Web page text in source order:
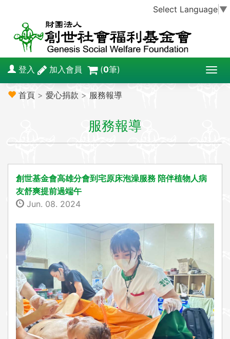
Select Language ▼
T
o
a
t
登入 加入會員 (0筆)
首頁 > 愛心捐款 > 服務報導
服務報導
創世基金會高雄分會到宅原床泡澡服務 陪伴植物人病
友舒爽提前過端午
Jun. 08. 2024